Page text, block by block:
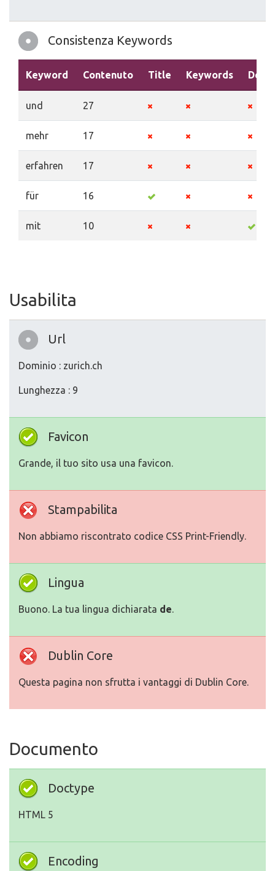
Consistenza Keywords
Keyword Contenuto Title Keywords
und 27
mehr 17
erfahren 17
für 16
mit 10
Usabilita
Url
Dominio : zurich.ch
Lunghezza : 9
Favicon
Grande, il tuo sito usa una favicon.
Stampabilita
Non abbiamo riscontrato codice CSS Print-Friendly.
Lingua
Buono. La tua lingua dichiarata de.
Dublin Core
Questa pagina non sfrutta i vantaggi di Dublin Core.
Documento
Doctype
HTML 5
Encoding